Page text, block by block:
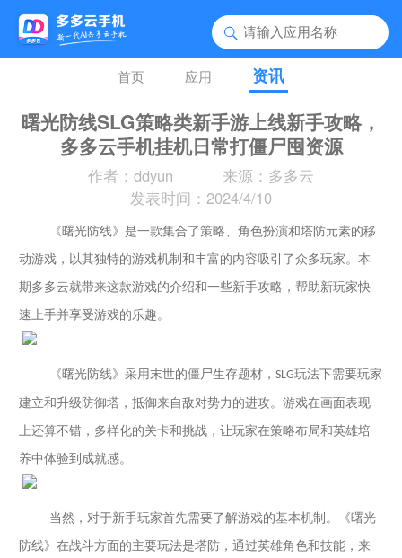
首页 应用 资讯
曙光防线SLG策略类新手游上线新手攻略，
多多云手机挂机日常打僵尸囤资源
作者：ddyun
来源：多多云
发表时间：2024/4/10
《曙光防线》是一款集合了策略、角色扮演和塔防元素的移
动游戏，以其独特的游戏机制和丰富的内容吸引了众多玩家。本
期多多云就带来这款游戏的介绍和一些新手攻略，帮助新玩家快
速上手并享受游戏的乐趣。
《曙光防线》采用末世的僵尸生存题材 ，SLG玩法下需要玩家
建立和升级防御塔，抵御来自敌对势力的进攻。游戏在画面表现
上还算不错 ，多样化的关卡和挑战，让玩家在策略布局和英雄培
养中体验到成就感。
当然，对于新手玩家首先需要了解游戏的基本机制。《曙光
防线》在战斗方面的主要玩法是塔防，通过英雄角色和技能，来